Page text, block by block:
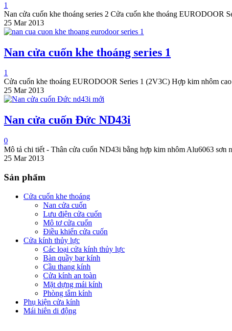
1
Nan cửa cuốn khe thoáng series 2 Cửa cuốn khe thoáng
25 Mar 2013
Nan cửa cuốn khe thoáng series 1
1
Cửa cuốn khe thoáng EURODOOR Series 1 (2V3C) Hợp kim nhôm
25 Mar 2013
Nan cửa cuốn Đức ND43i
0
Mô tả chi tiết - Thân cửa cuốn ND43i bằng hợp kim nhôm Alu6063 sơn
25 Mar 2013
Sản phẩm
Cửa cuốn khe thoáng
Nan cửa cuốn
Lưu điện cửa cuốn
Mô tơ cửa cuốn
Điều khiển cửa cuốn
Cửa kính thủy lực
Các loại cửa kính thủy lực
Bàn quầy bar kính
Cầu thang kính
Cửa kính an toàn
Mặt dựng mái kính
Phòng tắm kính
Phụ kiện cửa kính
Mái hiên di động